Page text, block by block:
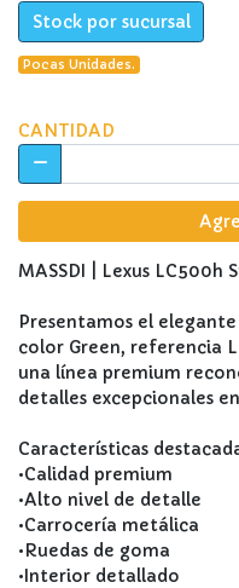
Stock por sucursal
Pocas Unidades.
CANTIDAD
MASSDI | Lexus LC500h
Presentamos el
color Green, referencia
una línea premium
detalles excepcionales
Características
•Calidad premium
•Alto nivel de detalle
•Carrocería metálica
•Ruedas de goma
•Interior detallado